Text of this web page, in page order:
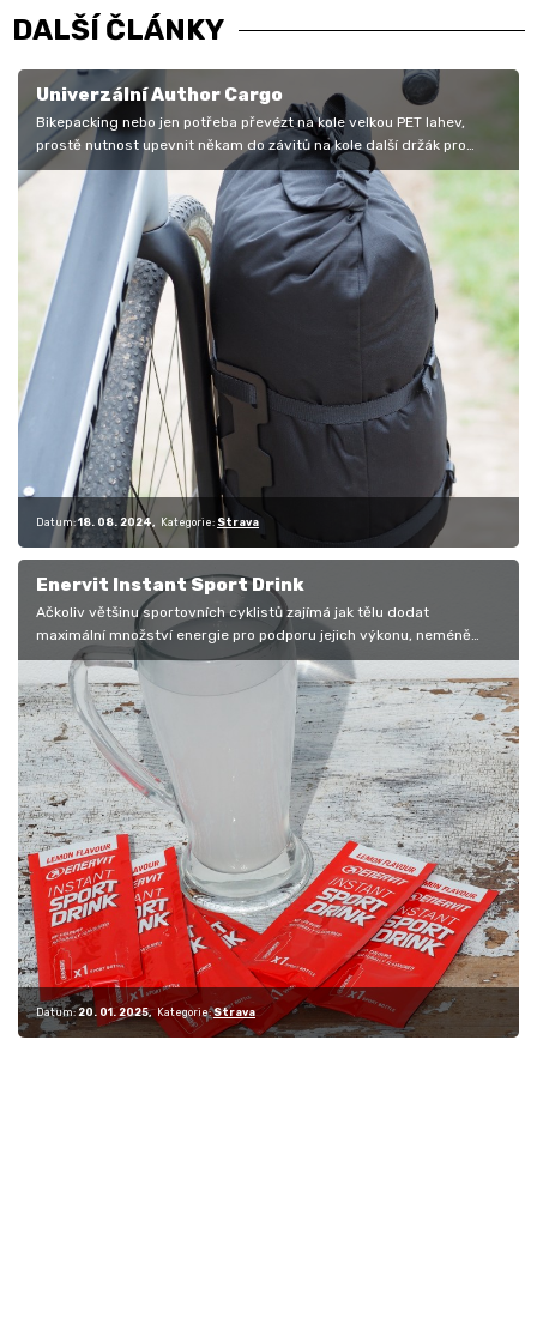
DALŠÍ ČLÁNKY
Univerzální Author Cargo
Bikepacking nebo jen potřeba převézt na kole velkou PET lahev,
prostě nutnost upevnit někam do závitů na kole další držák pro
navýšení…
Datum: 18. 08. 2024 Kategorie: Strava
Enervit Instant Sport Drink
Ačkoliv většinu sportovních cyklistů zajímá jak tělu dodat
maximální množství energie pro podporu jejich výkonu, neméně
důležitá je i…
Datum: 20. 01. 2025 Kategorie: Strava